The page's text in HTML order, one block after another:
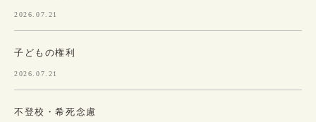
2026.07.21
子どもの権利
2026.07.21
不登校・希死念慮